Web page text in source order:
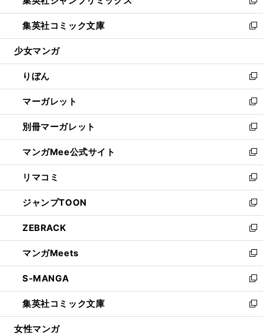
開
く
ウ
で
開
ン
ド
ウ
開
く
い
ウ
ィ
ン
ウ
で
開
く
新
し
い
ウ
ン
ド
ウ
で
開
く
集英社コミック文庫
新
し
ウ
ィ
ン
ド
ウ
で
開
く
少女マンガ
りぼん
新
し
い
ウ
ィ
ン
ド
ウ
で
開
く
マーガレット
新
し
い
ウ
ィ
ン
ド
ウ
で
開
く
別冊マーガレット
新
し
い
ウ
ィ
ン
ド
ウ
で
開
く
マンガMee公式サイト
新
し
い
ウ
ィ
ン
ド
ウ
で
開
く
リマコミ
新
し
い
ウ
ィ
ン
ド
ウ
で
開
く
ジャンプTOON
新
し
い
ウ
ィ
ン
ド
ウ
で
開
ZEBRACK
新
し
い
ウ
ィ
ン
ド
ウ
マンガMeets
新
し
い
ウ
ィ
ン
S-MANGA
新
し
い
ウ
集英社コミック文庫
新
し
女性マンガ